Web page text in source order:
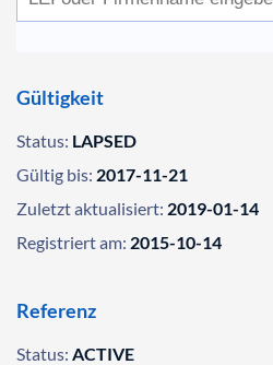
Gültigkeit
Status: LAPSED
Gültig bis: 2017-11-21
Zuletzt aktualisiert: 2019-01-14
Registriert am: 2015-10-14
Referenz
Status: ACTIVE